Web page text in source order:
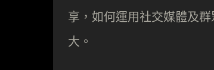
享，如何運用社交媒體及
大。